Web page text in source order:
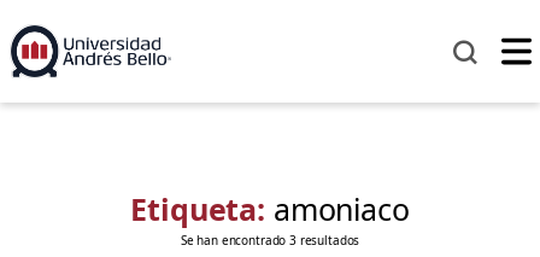
Etiqueta: amoniaco
Se han encontrado 3 resultados